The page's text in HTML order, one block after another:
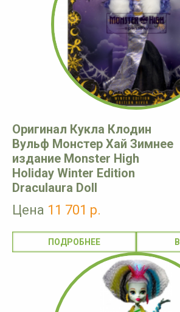
Оригинал Кукла Клодин
Вульф Монстер Хай Зимнее
издание Monster High
Holiday Winter Edition
Draculaura Doll
Цена 11 701 р.
ПОДРОБНЕЕ